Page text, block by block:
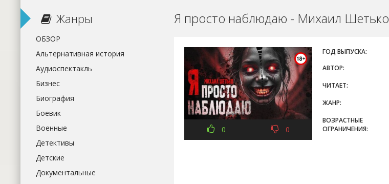
Я просто наблюдаю - Михаил Шетько
0 0
ГОД ВЫПУСКА:
АВТОР:
ЧИТАЕТ:
ЖАНР:
ВОЗРАСТНЫЕ
ОГРАНИЧЕНИЯ:
Жанры
ОБЗОР
Альтернативная история
Аудиоспектакль
Бизнес
Биография
Боевик
Военные
Детективы
Детские
Документальные